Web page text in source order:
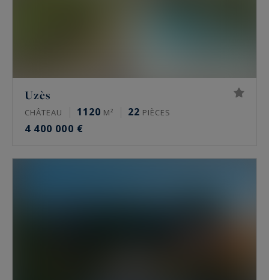
Uzès
CHÂTEAU 1120 M² 22 PIÈCES
4 400 000 €